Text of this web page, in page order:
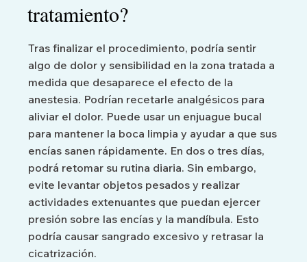
tratamiento?
Tras finalizar el procedimiento, podría sentir
algo de dolor y sensibilidad en la zona tratada a
medida que desaparece el efecto de la
anestesia. Podrían recetarle analgésicos para
aliviar el dolor. Puede usar un enjuague bucal
para mantener la boca limpia y ayudar a que sus
encías sanen rápidamente. En dos o tres días,
podrá retomar su rutina diaria. Sin embargo,
evite levantar objetos pesados y realizar
actividades extenuantes que puedan ejercer
presión sobre las encías y la mandíbula. Esto
podría causar sangrado excesivo y retrasar la
cicatrización.